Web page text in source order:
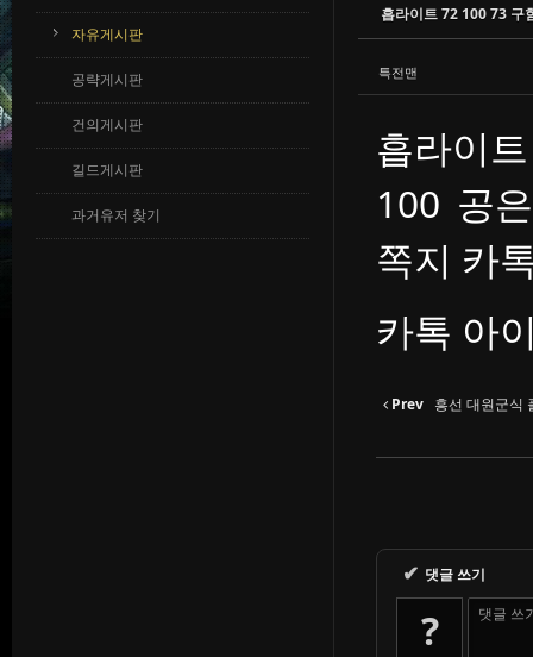
자유게시판
공략게시판
건의게시판
길드게시판
과거유저 찾기
흡라이트 72 100 73 구
특전맨
흡라이
100 공
쪽지 카
카톡 아
Prev 흥선 대원군식
✔ 댓글 쓰기
? 댓글 쓰